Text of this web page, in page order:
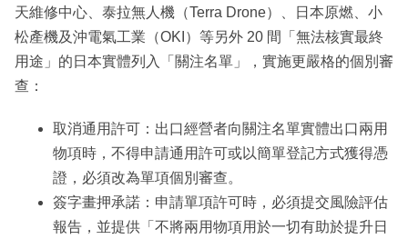
天維修中心、泰拉無人機（Terra Drone）、日本原燃、小
松產機及沖電氣工業（OKI）等另外 20 間「無法核實最終
用途」的日本實體列入「關注名單」，實施更嚴格的個別審
查：
取消通用許可：出口經營者向關注名單實體出口兩用
物項時，不得申請通用許可或以簡單登記方式獲得憑
證，必須改為單項個別審查。
簽字畫押承諾：申請單項許可時，必須提交風險評估
報告，並提供「不將兩用物項用於一切有助於提升日